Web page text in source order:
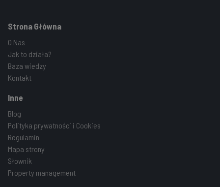
Strona Główna
O Nas
Jak to działa?
Baza wiedzy
Kontakt
Inne
Blog
Polityka prywatności i Cookies
Regulamin
Mapa strony
Słownik
Property management